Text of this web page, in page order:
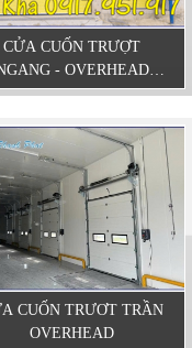
CỬA CUỐN TRƯỢT
- OVERHEAD
DOOR
CUỐN TRƯƠT TRẦN
OVERHEAD